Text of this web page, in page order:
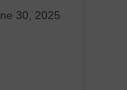
30, 2025